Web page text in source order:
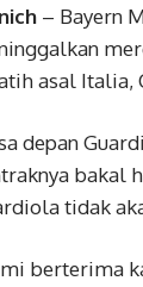
– Bayern
asal Italia,
depan
bakal
tidak
berterima